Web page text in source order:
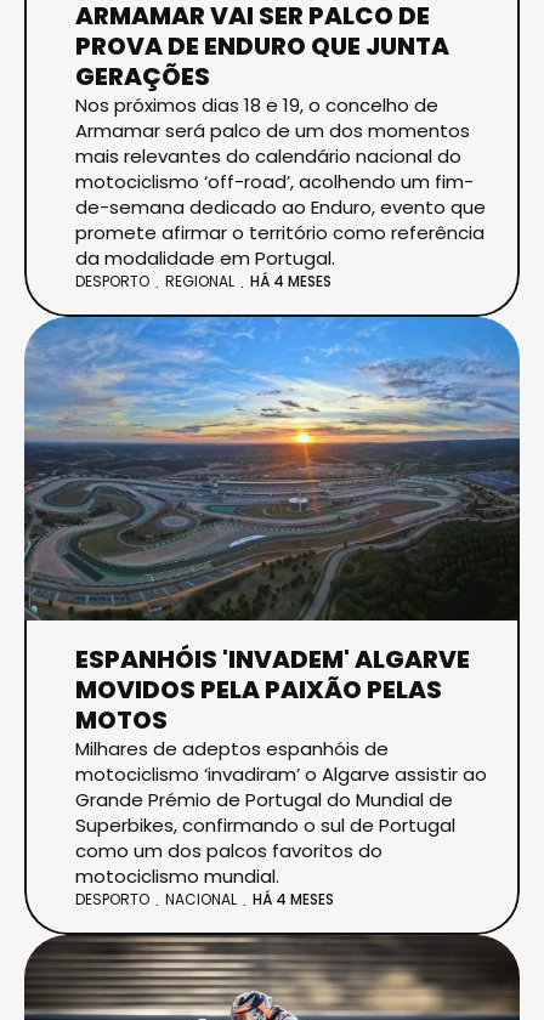
ARMAMAR VAI SER PALCO DE
PROVA DE ENDURO QUE JUNTA
GERAÇÕES
Nos próximos dias 18 e 19, o concelho de
Armamar será palco de um dos momentos
mais relevantes do calendário nacional do
motociclismo ‘off-road’, acolhendo um fim-
de-semana dedicado ao Enduro, evento que
promete afirmar o território como referência
da modalidade em Portugal.
DESPORTO REGIONAL HÁ 4 MESES
ESPANHÓIS 'INVADEM' ALGARVE
MOVIDOS PELA PAIXÃO PELAS
MOTOS
Milhares de adeptos espanhóis de
motociclismo ‘invadiram’ o Algarve assistir ao
Grande Prémio de Portugal do Mundial de
Superbikes, confirmando o sul de Portugal
como um dos palcos favoritos do
motociclismo mundial.
DESPORTO NACIONAL HÁ 4 MESES